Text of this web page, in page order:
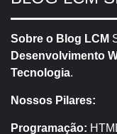
Sobre o Blog LCM
Desenvolvimento
Tecnologia.
Nossos Pilares:
Programação: